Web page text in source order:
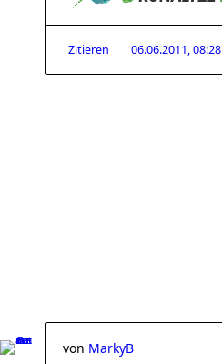
Zitieren 06.06.2011, 08:28
von MarkyB